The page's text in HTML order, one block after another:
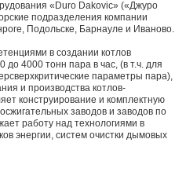
«Duro Dakovic» («Джуро
подразделения компании
Подольске, Барнауле и Иваново.
в создании котлов
4000 тонн пара в час, (в т.ч. для
параметры пара),
и производства котлов-
конструирование и комплектную
заводов и заводов по
работу над технологиями в
энергии, систем очистки дымовых